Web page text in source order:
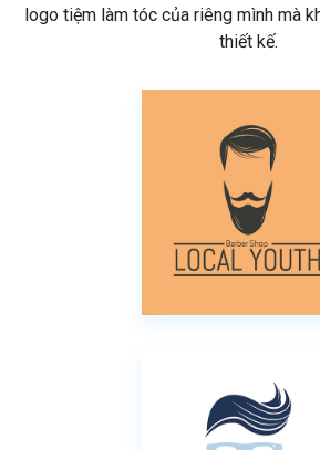
logo tiệm làm tóc của riêng mình mà
thiết kế.